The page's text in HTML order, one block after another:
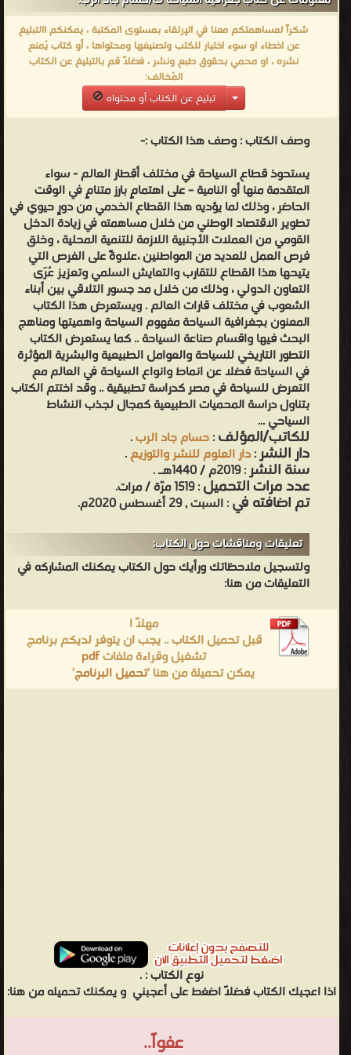
للسياحة والعوامل الطبيعية والبشرية المؤثرة في السياحة فضلا عن
انماط وانواع السياحة في العالم مع التعرض للسياحة في مصر كدراسة
تطبيقية .. وقد اختتم الكتاب بتناول دراسة المحميات الطبيعية كمجال
حسام جاد الرب - ❰ له مجموعة من الإنجازات والمؤلفات أبرزها ❞ جغرافيا
العلوم للنشر والتوزيع ❝ ❱
من كتب علم الجغرافيا البشرية - مكتبة الكتب العلمية.
شكراً لمساهمتكم معنا في الإرتقاء بمستوى المكتبة ، يمكنكم االتبليغ
عن اخطاء او سوء اختيار للكتب وتصنيفها ومحتواها ، أو كتاب يُمنع
نشره ، او محمي بحقوق طبع ونشر ، فضلاً قم بالتبليغ عن الكتاب
المُخالف:
تبليغ عن الكتاب أو محتواه
وصف الكتاب :وصف هذا الكتاب :-
يستحوذ قطاع السياحة في مختلف أقطار العالم - سواء
المتقدمة منها أو النامية – على اهتمامٍ بارز متنامٍ في الوقت
الحاضر ، وذلك لما يؤديه هذا القطاع الخدمي من دورٍ حيوي في
تطوير الاقتصاد الوطني من خلال مساهمته في زيادة الدخل
القومي من العملات الأجنبية اللازمة للتنمية المحلية ، وخلق
فرص العمل للعديد من المواطنين ،علاوةً على الفرص التي
يتيحها هذا القطاع للتقارب والتعايش السلمي وتعزيز عُرَى
التعاون الدولي ، وذلك من خلال مد جسور التلاقي بين أبناء
الشعوب في مختلف قارات العالم . ويستعرض هذا الكتاب
المعنون بجغرافية السياحة مفهوم السياحة واهميتها ومناهج
البحث فيها واقسام صناعة السياحة .. كما يستعرض الكتاب
التطور التاريخي للسياحة والعوامل الطبيعية والبشرية المؤثرة
في السياحة فضلا عن انماط وانواع السياحة في العالم مع
التعرض للسياحة في مصر كدراسة تطبيقية .. وقد اختتم الكتاب
بتناول دراسة المحميات الطبيعية كمجال لجذب النشاط
السياحي ...
للكاتب/المؤلف:حسام جاد الرب.
دار النشر:دار العلوم للنشر والتوزيع.
سنة النشر: 2019م / 1440هـ .
عدد مرات التحميل: 1519 مرّة / مرات.
تم اضافته في: السبت , 29 أغسطس 2020م.
تعليقات ومناقشات حول الكتاب:
ولتسجيل ملاحظاتك ورأيك حول الكتاب يمكنك المشاركه في
التعليقات من هنا:
مهلاً !
قبل تحميل الكتاب .. يجب ان يتوفر لديكم برنامج
تشغيل وقراءة ملفاتpdf
يمكن تحميلة من هنا 'تحميل البرنامج'
نوع الكتاب :.
اذا اعجبك الكتاب فضلاً اضغط على أعجبني و يمكنك تحميله من هنا:
عفواً..